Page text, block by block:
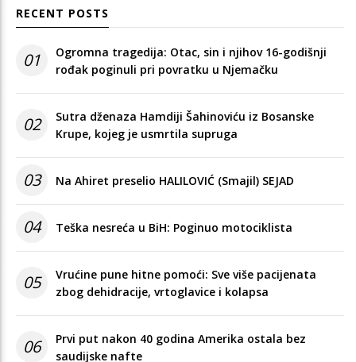
RECENT POSTS
01
Ogromna tragedija: Otac, sin i njihov 16-godišnji
rođak poginuli pri povratku u Njemačku
02
Sutra dženaza Hamdiji Šahinoviću iz Bosanske
Krupe, kojeg je usmrtila supruga
03 Na Ahiret preselio HALILOVIĆ (Smajil) SEJAD
04 Teška nesreća u BiH: Poginuo motociklista
05
Vrućine pune hitne pomoći: Sve više pacijenata
zbog dehidracije, vrtoglavice i kolapsa
06
Prvi put nakon 40 godina Amerika ostala bez
saudijske nafte